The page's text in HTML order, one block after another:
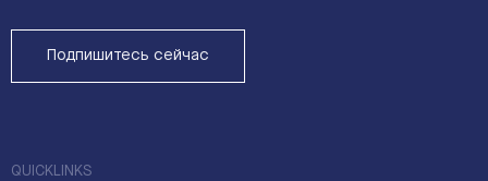
Подпишитесь сейчас
QUICKLINKS